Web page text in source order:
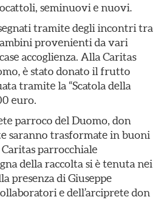
seminuovi e nuovi.
tramite degli incontri tra
provenienti da vari
accoglienza. Alla Caritas
è stato donato il frutto
tramite la “Scatola della
euro.
parroco del Duomo, don
saranno trasformate in buoni
Caritas parrocchiale
della raccolta si è tenuta nei
presenza di Giuseppe
e dell’arciprete don